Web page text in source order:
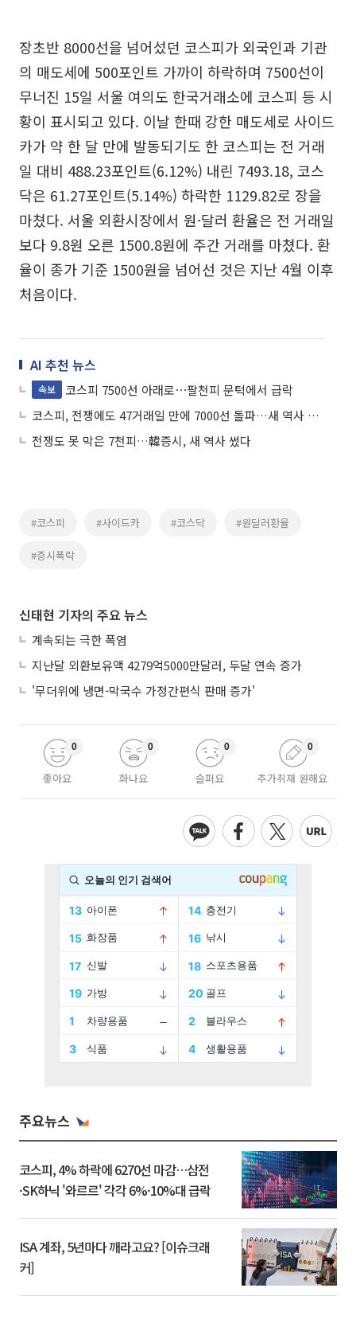
장초반 8000선을 넘어섰던 코스피가 외국인과 기관
의 매도세에 500포인트 가까이 하락하며 7500선이
무너진 15일 서울 여의도 한국거래소에 코스피 등 시
황이 표시되고 있다. 이날 한때 강한 매도세로 사이드
카가 약 한 달 만에 발동되기도 한 코스피는 전 거래
일 대비 488.23포인트(6.12%) 내린 7493.18, 코스
닥은 61.27포인트(5.14%) 하락한 1129.82로 장을
마쳤다. 서울 외환시장에서 원·달러 환율은 전 거래일
보다 9.8원 오른 1500.8원에 주간 거래를 마쳤다. 환
율이 종가 기준 1500원을 넘어선 것은 지난 4월 이후
처음이다.
AI 추천 뉴스
속보
코스피 7500선 아래로⋯팔천피 문턱에서 급락
코스피, 전쟁에도 47거래일 만에 7000선 돌파…새 역사 쓴 韓증시
전쟁도 못 막은 7천피…韓증시, 새 역사 썼다
#코스피 #사이드카 #코스닥 #원달러환율
#증시폭락
신태현 기자의 주요 뉴스
계속되는 극한 폭염
지난달 외환보유액 4279억5000만달러, 두달 연속 증가
'무더위에 냉면-막국수 가정간편식 판매 증가'
좋아요
0
화나요
0
슬퍼요
0
추가취재 원해요
0
주요뉴스
코스피, 4% 하락에 6270선 마감…삼전
·SK하닉 '와르르' 각각 6%·10%대 급락
ISA 계좌, 5년마다 깨라고요? [이슈크래
커]